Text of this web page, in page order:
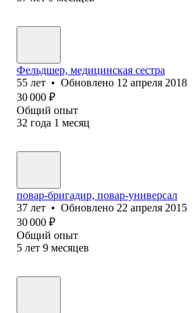
Фельдшер, медицинская сестра
55 лет • Обновлено 12 апреля 2018
30 000 ₽
Общий опыт
32 года 1 месяц
повар-бригадир, повар-универсал
37 лет • Обновлено 22 апреля 2015
30 000 ₽
Общий опыт
5 лет 9 месяцев